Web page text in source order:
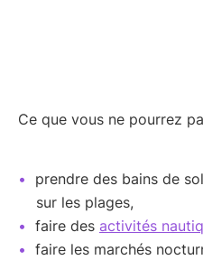
Ce que vous ne pourrez
prendre des bains de
sur les plages,
faire des activités
faire les marchés